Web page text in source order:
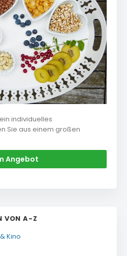
individuelles
Sie aus einem großen
Angebot
VON A-Z
Kino